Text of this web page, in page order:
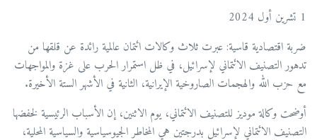
1 تشرين أول 2024
ضربة اقتصادية قاسية: عبرت ثلاث وكالات ائتمان عالمية رائدة عن قلقها من
تدهور التصنيف الائتماني لإسرائيل، في ظل استمرار الحرب على غزة والمواجهات
مع حزب الله والهجمات الصاروخية الإيرانية، الثانية في الأشهر الستة الأخيرة.
أوضحت وكالة موديز للتصنيف الائتماني، يوم الاثنين، إن الأسباب الرئيسية لخفضها
التصنيف الائتماني لإسرائيل بدرجتين هي المخاطر الجيوسياسية والسياسية المحلية،